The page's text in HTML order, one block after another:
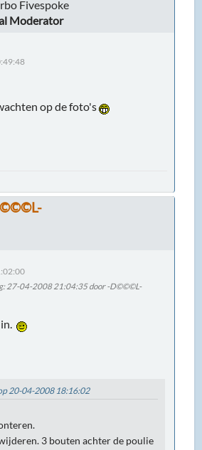
Fivespoke
Moderator
op de foto's
: 27-04-2008 21:04:35 door -D©©©L-
in.
20-04-2008 18:16:02
3 bouten achter de poulie